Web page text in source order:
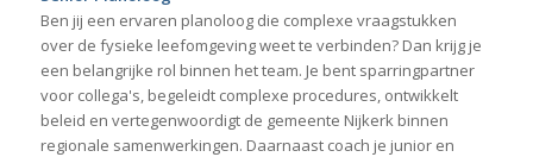
Ben jij een ervaren planoloog die complexe vraagstukken
over de fysieke leefomgeving weet te verbinden? Dan krijg je
een belangrijke rol binnen het team. Je bent sparringpartner
voor collega's, begeleidt complexe procedures, ontwikkelt
beleid en vertegenwoordigt de gemeente Nijkerk binnen
regionale samenwerkingen. Daarnaast coach je junior en